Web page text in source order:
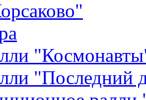
"Последний